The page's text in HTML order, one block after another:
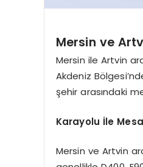
Mersin ve
Mersin ile Artvin
Akdeniz
şehir arasındaki
Karayolu İle
Mersin ve Artvin